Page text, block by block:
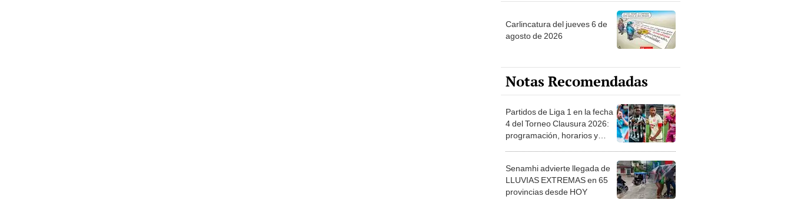
Carlincatura del jueves 6 de
agosto de 2026
Notas Recomendadas
Partidos de Liga 1 en la fecha
4 del Torneo Clausura 2026:
programación, horarios y
Senamhi advierte llegada de
LLUVIAS EXTREMAS en 65
provincias desde HOY